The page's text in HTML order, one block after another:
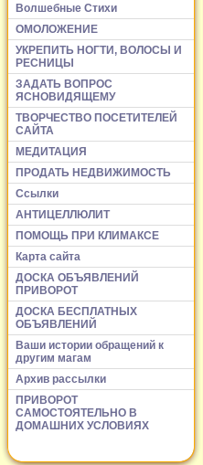
Волшебные Стихи
ОМОЛОЖЕНИЕ
УКРЕПИТЬ НОГТИ, ВОЛОСЫ И
РЕСНИЦЫ
ЗАДАТЬ ВОПРОС
ЯСНОВИДЯЩЕМУ
ТВОРЧЕСТВО ПОСЕТИТЕЛЕЙ
САЙТА
МЕДИТАЦИЯ
ПРОДАТЬ НЕДВИЖИМОСТЬ
Ссылки
АНТИЦЕЛЛЮЛИТ
ПОМОЩЬ ПРИ КЛИМАКСЕ
Карта сайта
ДОСКА ОБЪЯВЛЕНИЙ
ПРИВОРОТ
ДОСКА БЕСПЛАТНЫХ
ОБЪЯВЛЕНИЙ
Ваши истории обращений к
другим магам
Архив рассылки
ПРИВОРОТ
САМОСТОЯТЕЛЬНО В
ДОМАШНИХ УСЛОВИЯХ